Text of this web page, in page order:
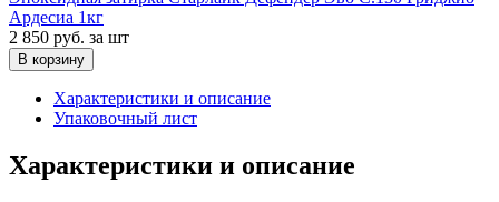
Ардесиа 1кг
2 850 руб. за шт
В корзину
Характеристики и описание
Упаковочный лист
Характеристики и описание